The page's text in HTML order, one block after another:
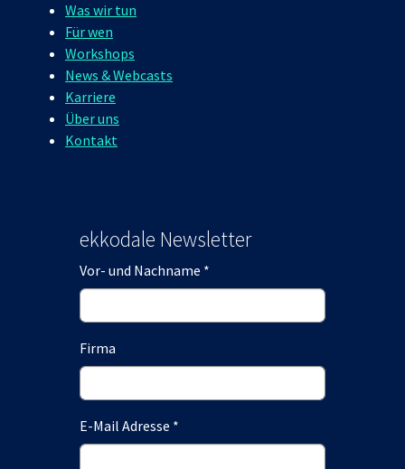
Was wir tun
Für wen
Workshops
News & Webcasts
Karriere
Über uns
Kontakt
ekkodale Newsletter
Vor- und Nachname *
Firma
E-Mail Adresse *